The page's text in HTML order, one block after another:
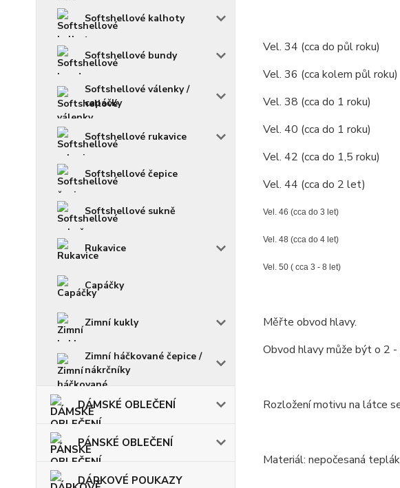
Softshellové kalhoty
Softshellové bundy
Softshellové válenky /
capáčky
Softshellové rukavice
Softshellové čepice
Softshellové sukně
Rukavice
Capáčky
Zimní kukly
Zimní háčkované čepice /
nákrčníky
DÁMSKÉ OBLEČENÍ
PÁNSKÉ OBLEČENÍ
DÁRKOVÉ POUKAZY
Vel. 34 (cca do půl roku)
Vel. 36 (cca kolem půl roku)
Vel. 38 (cca do 1 roku)
Vel. 40 (cca do 1 roku)
Vel. 42 (cca do 1,5 roku)
Vel. 44 (cca do 2 let)
Vel. 46 (cca do 3 let)
Vel. 48 (cca do 4 let)
Vel. 50 ( cca 3 - 8 let)
Měřte obvod hlavy.
Obvod hlavy může být o 2
Rozložení motivu na látce
Materiál: nepočesaná